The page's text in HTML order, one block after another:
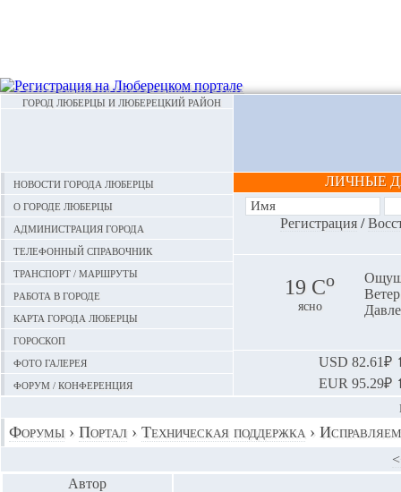
ГОРОД ЛЮБЕРЦЫ И ЛЮБЕРЕЦКИЙ РАЙОН
Новости города Люберцы
О городе Люберцы
Администрация города
Телефонный справочник
Транспорт / маршруты
Работа в городе
Карта города Люберцы
Гороскоп
Фото галерея
Форум / конференция
ЛИЧНЫЕ
Регистрация/
19 Сo
ясно
USD 82.61₽
EUR 95.29₽
Форумы › Портал › Техническая поддержка›
Автор